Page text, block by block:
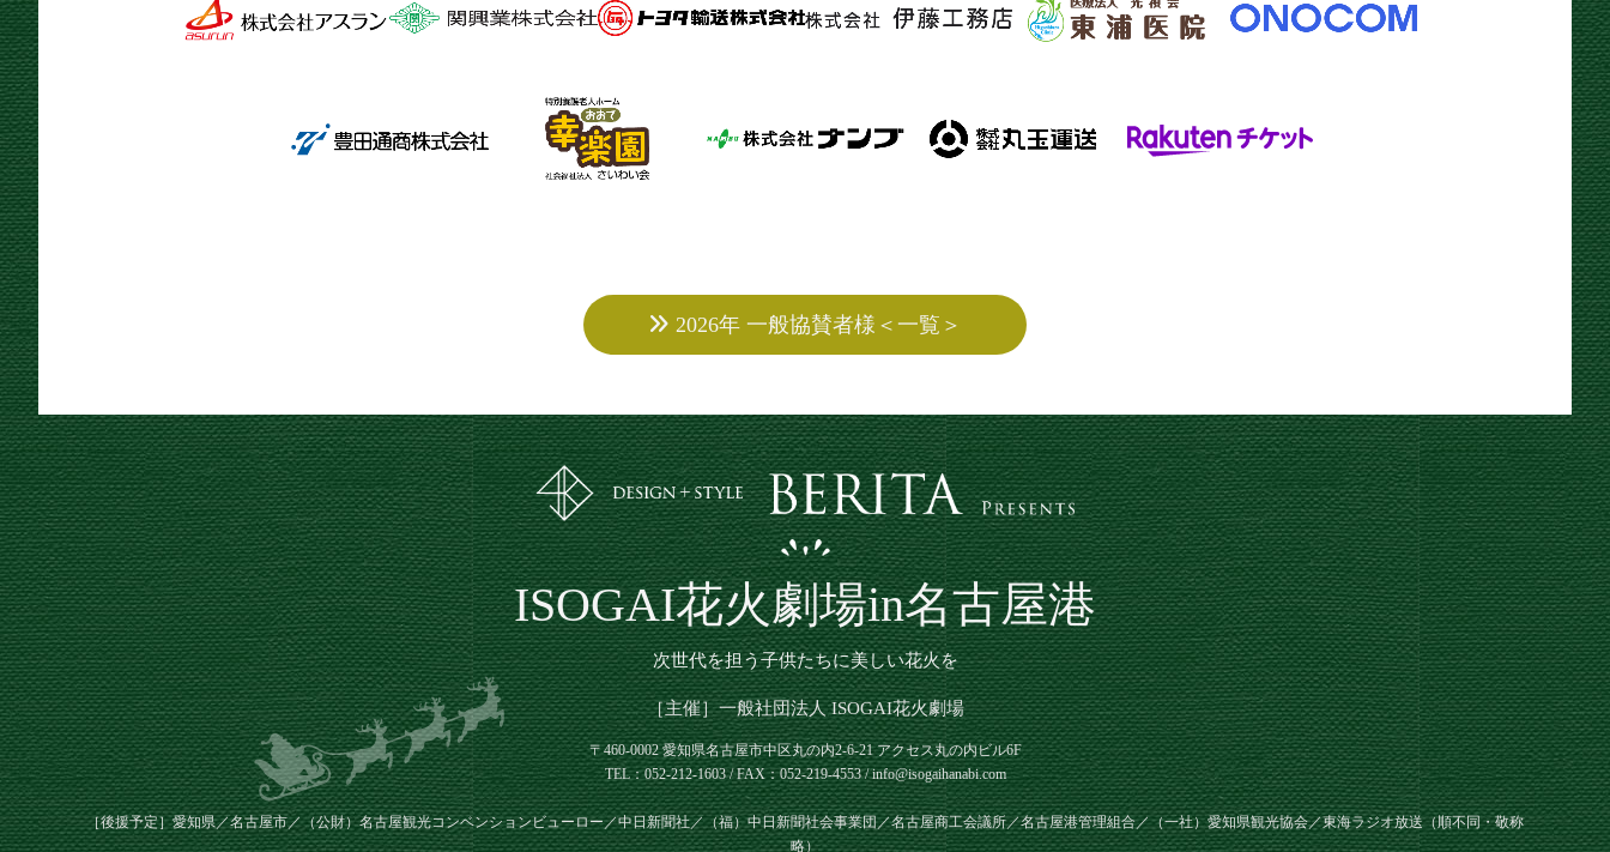
2026年 一般協賛者様＜一覧＞
ISOGAI花火劇場in名古屋港
次世代を担う子供たちに美しい花火を
［主催］一般社団法人 ISOGAI花火劇場
〒460-0002 愛知県名古屋市中区丸の内2-6-21アクセス丸の内ビル6F
TEL：052-212-1603 / FAX：052-219-4553 / info@isogaihanabi.com
［後援予定］愛知県／名古屋市／（公財）名古屋観光コンベンションビューロー／中日新聞社／（福）中日新聞社会事業団／名古屋商工会議所／名古屋港管理組合／（一社）愛知県観光協会／東海ラジオ放送（順不同・敬称
略）